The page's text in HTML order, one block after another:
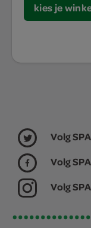
kies je
Volg
Volg
Volg